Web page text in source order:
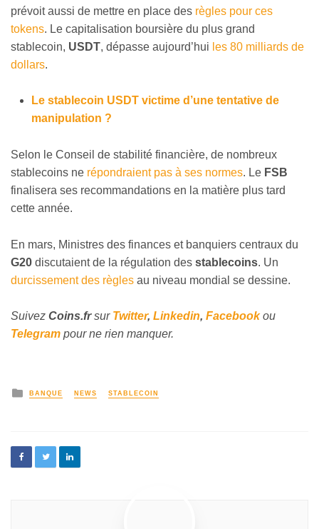
prévoit aussi de mettre en place des règles pour ces
tokens. Le capitalisation boursière du plus grand
stablecoin, USDT, dépasse aujourd’hui les 80 milliards de
dollars.
Le stablecoin USDT victime d’une tentative de
manipulation ?
Selon le Conseil de stabilité financière, de nombreux
stablecoins ne répondraient pas à ses normes. Le FSB
finalisera ses recommandations en la matière plus tard
cette année.
En mars, Ministres des finances et banquiers centraux du
G20 discutaient de la régulation des stablecoins. Un
durcissement des règles au niveau mondial se dessine.
Suivez Coins.frsur Twitter, Linkedin, Facebookou
Telegram pour ne rien manquer.
BANQUE NEWS STABLECOIN